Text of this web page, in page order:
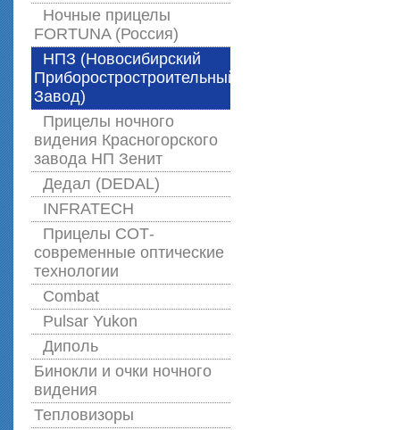
Ночные прицелы
FORTUNA (Россия)
НПЗ (Новосибирский
Приборостростроительный
Завод)
Прицелы ночного
видения Красногорского
завода НП Зенит
Дедал (DEDAL)
INFRATECH
Прицелы СОТ-
современные оптические
технологии
Combat
Pulsar Yukon
Диполь
Бинокли и очки ночного
видения
Тепловизоры